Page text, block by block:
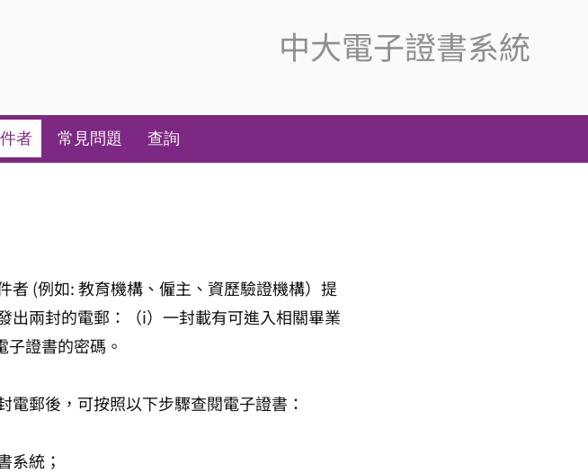
中大電子證書系統
者 常見問題 查詢
(例如: 教育機構、僱主、資歷驗證機構）提
出兩封的電郵：（i）一封載有可進入相關畢業
證書的密碼。
郵後，可按照以下步驟查閱電子證書：
系統；